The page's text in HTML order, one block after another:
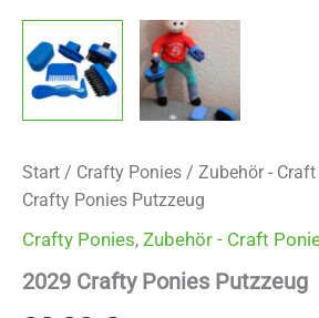
Start / Crafty Ponies / Zubehör -
Crafty Ponies Putzzeug
Crafty Ponies, Zubehör - Craft
2029 Crafty Ponies Putzzeug